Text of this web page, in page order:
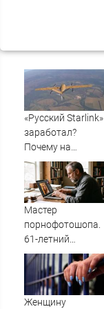
«Русский Starlink»
заработал?
Почему на
Украине кратно
увеличилась
точность
попаданий по
объектам ВСУ
Мастер
порнофотошопа.
61-летний
мужчина
смастерил
порнооткрытку и
в итоге пойдёт
Женщину